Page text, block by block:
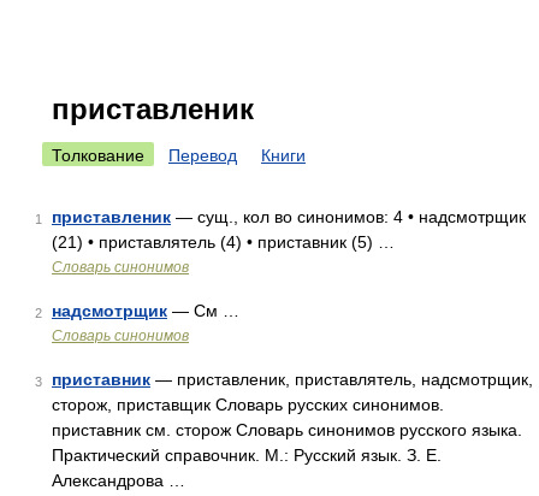
приставленик
Толкование Перевод Книги
1 приставленик — сущ., кол во синонимов: 4 • надсмотрщик
(21) • приставлятель (4) • приставник (5) …
Словарь синонимов
2 надсмотрщик — См …
Словарь синонимов
3 приставник — приставленик, приставлятель, надсмотрщик,
сторож, приставщик Словарь русских синонимов.
приставник см. сторож Словарь синонимов русского языка.
Практический справочник. М.: Русский язык. З. Е.
Александрова …